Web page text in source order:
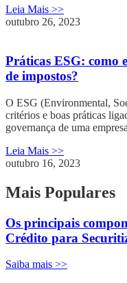
Leia Mais >>
outubro 26, 2023
Práticas ESG: como
de impostos?
O ESG (Environmental,
critérios e boas práticas
governança de uma
Leia Mais >>
outubro 16, 2023
Mais Populares
Os principais
Crédito para
Saiba mais >>